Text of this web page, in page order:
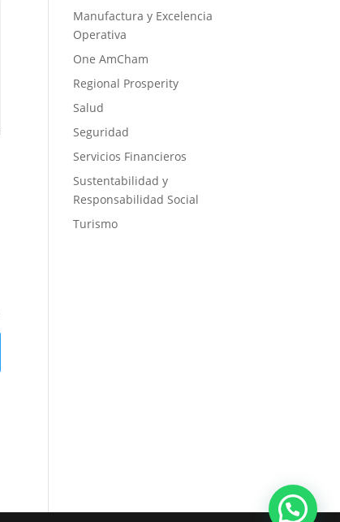
Manufactura y Excelencia
Operativa
One AmCham
Regional Prosperity
Salud
Seguridad
Servicios Financieros
Sustentabilidad y
Responsabilidad Social
Turismo